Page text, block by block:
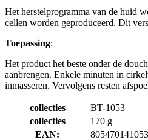
Het herstelprogramma van de huid
cellen worden geproduceerd. Dit
Toepassing:
Het product het beste onder de
aanbrengen. Enkele minuten in
inmasseren. Vervolgens resten
collecties
BT-1053
collecties
170 g
EAN: